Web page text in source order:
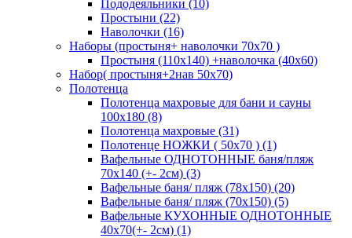
Пододеяльники (10)
Простыни (22)
Наволочки (16)
Наборы (простыня+ наволочки 70х70 )
Простыня (110х140) +наволочка (40х60)
Набор( простыня+2нав 50х70)
Полотенца
Полотенца махровые для бани и сауны
100х180 (8)
Полотенца махровые (31)
Полотенце НОЖКИ ( 50х70 ) (1)
Вафельные ОДНОТОННЫЕ баня/пляж
70х140 (+- 2см) (3)
Вафельные баня/ пляж (78х150) (20)
Вафельные баня/ пляж (70х150) (5)
Вафельные КУХОННЫЕ ОДНОТОННЫЕ
40х70(+- 2см) (1)